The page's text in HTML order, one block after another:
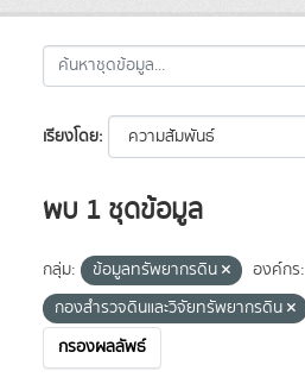
เรียงโดย
พบ 1 ชุดข้อมูล
กลุ่ม: ข้อมูลทรัพยากรดิน
องค์กร:
กองสำรวจดินและวิจัยทรัพยากรดิน
กรองผลลัพธ์